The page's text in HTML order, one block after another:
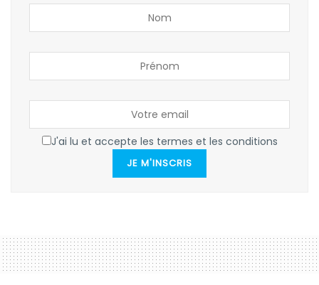
J'ai lu et accepte les termes et les conditions
JE M'INSCRIS